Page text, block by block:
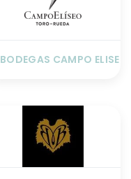
BODEGAS CAMPO ELISEO